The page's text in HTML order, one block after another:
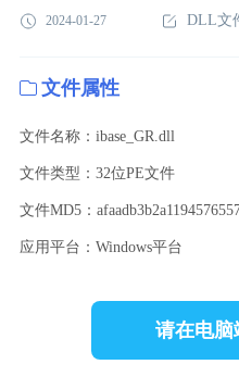
2024-01-27 DLL文
文件属性
文件名称：ibase_GR.dll
文件类型：32位PE文件
应用平台：Windows平台
请在电脑